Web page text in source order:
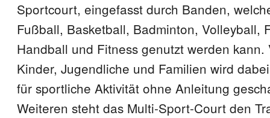
Sportcourt, eingefasst durch Banden,
Fußball, Basketball, Badminton, Volleyball,
Handball und Fitness genutzt werden kann.
Kinder, Jugendliche und Familien wird
für sportliche Aktivität ohne Anleitung
Weiteren steht das Multi-Sport-Court den